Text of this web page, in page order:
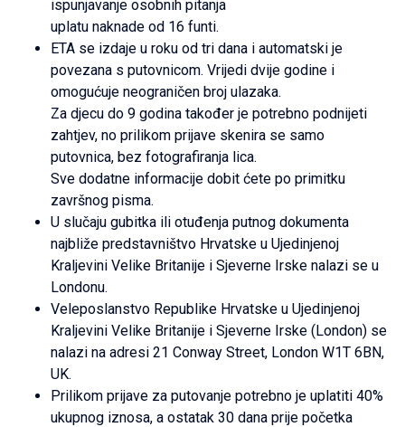
ispunjavanje osobnih pitanja
uplatu naknade od 16 funti.
ETA se izdaje u roku od tri dana i automatski je
povezana s putovnicom. Vrijedi dvije godine i
omogućuje neograničen broj ulazaka.
Za djecu do 9 godina također je potrebno podnijeti
zahtjev, no prilikom prijave skenira se samo
putovnica, bez fotografiranja lica.
Sve dodatne informacije dobit ćete po primitku
završnog pisma.
U slučaju gubitka ili otuđenja putnog dokumenta
najbliže predstavništvo Hrvatske u Ujedinjenoj
Kraljevini Velike Britanije i Sjeverne Irske nalazi se u
Londonu.
Veleposlanstvo Republike Hrvatske u Ujedinjenoj
Kraljevini Velike Britanije i Sjeverne Irske (London) se
nalazi na adresi 21 Conway Street, London W1T 6BN,
UK.
Prilikom prijave za putovanje potrebno je uplatiti 40%
ukupnog iznosa, a ostatak 30 dana prije početka